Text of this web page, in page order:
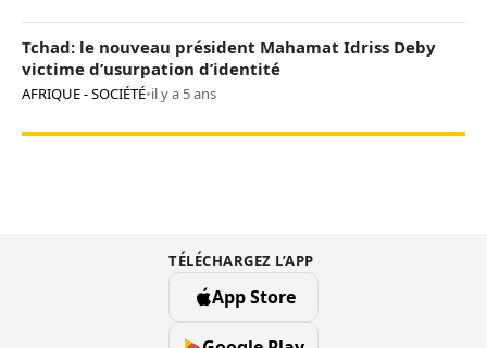
Tchad: le nouveau président Mahamat Idriss Deby
victime d’usurpation d’identité
AFRIQUE - SOCIÉTÉ•il y a 5 ans
TÉLÉCHARGEZ L’APP
App Store